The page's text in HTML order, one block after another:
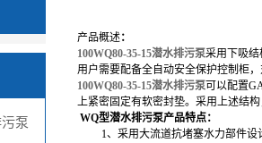
泵
产品概述：
100WQ80-35-15潜水排污泵采用下吸
用户需要配备全自动安全保护控制柜
100WQ80-35-15潜水排污泵可以配置
上紧密固定有软密封垫。采用上述结
WQ型潜水排污泵产品特点：
1、 采用大流道抗堵塞水力部件设